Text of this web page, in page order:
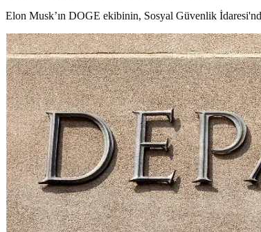
Elon Musk’ın DOGE ekibinin, Sosyal Güvenlik